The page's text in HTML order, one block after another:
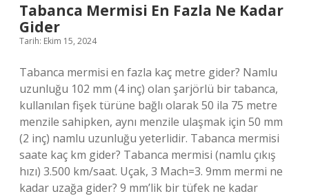
Tabanca Mermisi En Fazla Ne Kadar
Gider
Tarih: Ekim 15, 2024
Tabanca mermisi en fazla kaç metre gider? Namlu
uzunluğu 102 mm (4 inç) olan şarjörlü bir tabanca,
kullanılan fişek türüne bağlı olarak 50 ila 75 metre
menzile sahipken, aynı menzile ulaşmak için 50 mm
(2 inç) namlu uzunluğu yeterlidir. Tabanca mermisi
saate kaç km gider? Tabanca mermisi (namlu çıkış
hızı) 3.500 km/saat. Uçak, 3 Mach=3. 9mm mermi ne
kadar uzağa gider? 9 mm’lik bir tüfek ne kadar